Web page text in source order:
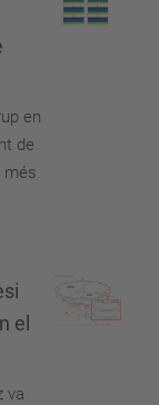
en
de
més
el
va